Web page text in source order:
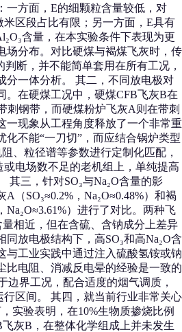
一方面，E的细颗粒含量较低，对
米区段占比有限；另一方面，E具有
含量，在本实验条件下表现为更
场分布。对比硬煤与褐煤飞灰时，传
判断，并不能简单套用在所有工况，
分一体分析。 其二，不同放电极对
。在硬煤工况中，硬煤CFB飞灰B在
刺钢带，而硬煤粉炉飞灰A则在带刺
一现象从工程角度释放了一个非常重
化不能“一刀切”，而应结合锅炉类型
阻、粒径谱等参数进行定制化匹配，
或电场数不足的老机组上，单纯提高
其三，针对SO₃与Na₂O含量的影
（SO₃≈0.2%，Na₂O≈0.48%）和褐
Na₂O≈3.61%）进行了对比。两种飞
量相近，但在含硫、含钠成分上差异
放电极结构下，高SO₃和高Na₂O含
与工业实践中通过注入硫酸氢铵或钠
比电阻、消减反电晕的经验是一致的
边界工况，配合适度的烟气调质，
行区间。 其四，就当前行业非常关心
实验表明，在10%生物质掺烧比例
灰B，在整体化学组成上并未发生